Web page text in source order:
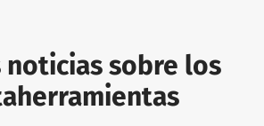
noticias sobre los